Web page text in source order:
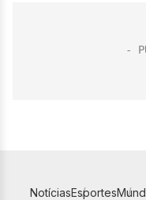
NotíciasEsportes